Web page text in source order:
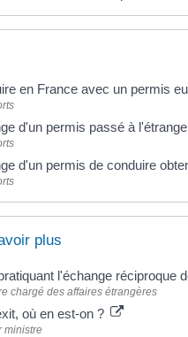
en France avec un permis
d'un permis passé à
d'un permis de conduire
plus
l'échange réciproque
chargé des affaires étrangères
où en est-on ?
ministre